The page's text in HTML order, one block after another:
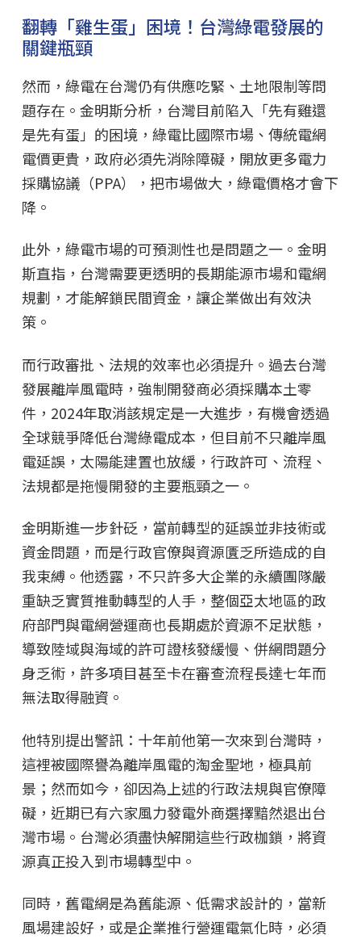
翻轉「雞生蛋」困境！台灣綠電發展的
關鍵瓶頸
然而，綠電在台灣仍有供應吃緊、土地限制等問
題存在。金明斯分析，台灣目前陷入「先有雞還
是先有蛋」的困境，綠電比國際市場、傳統電網
電價更貴，政府必須先消除障礙，開放更多電力
採購協議（PPA），把市場做大，綠電價格才會下
降。
此外，綠電市場的可預測性也是問題之一。金明
斯直指，台灣需要更透明的長期能源市場和電網
規劃，才能解鎖民間資金，讓企業做出有效決
策。
而行政審批、法規的效率也必須提升。過去台灣
發展離岸風電時，強制開發商必須採購本土零
件，2024年取消該規定是一大進步，有機會透過
全球競爭降低台灣綠電成本，但目前不只離岸風
電延誤，太陽能建置也放緩，行政許可、流程、
法規都是拖慢開發的主要瓶頸之一。
金明斯進一步針砭，當前轉型的延誤並非技術或
資金問題，而是行政官僚與資源匱乏所造成的自
我束縛。他透露，不只許多大企業的永續團隊嚴
重缺乏實質推動轉型的人手，整個亞太地區的政
府部門與電網營運商也長期處於資源不足狀態，
導致陸域與海域的許可證核發緩慢、併網問題分
身乏術，許多項目甚至卡在審查流程長達七年而
無法取得融資。
他特別提出警訊：十年前他第一次來到台灣時，
這裡被國際譽為離岸風電的淘金聖地，極具前
景；然而如今，卻因為上述的行政法規與官僚障
礙，近期已有六家風力發電外商選擇黯然退出台
灣市場。台灣必須盡快解開這些行政枷鎖，將資
源真正投入到市場轉型中。
同時，舊電網是為舊能源、低需求設計的，當新
風場建設好，或是企業推行營運電氣化時，必須